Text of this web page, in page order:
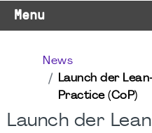
Menu
News
Launch der
Practice (CoP)
Launch der